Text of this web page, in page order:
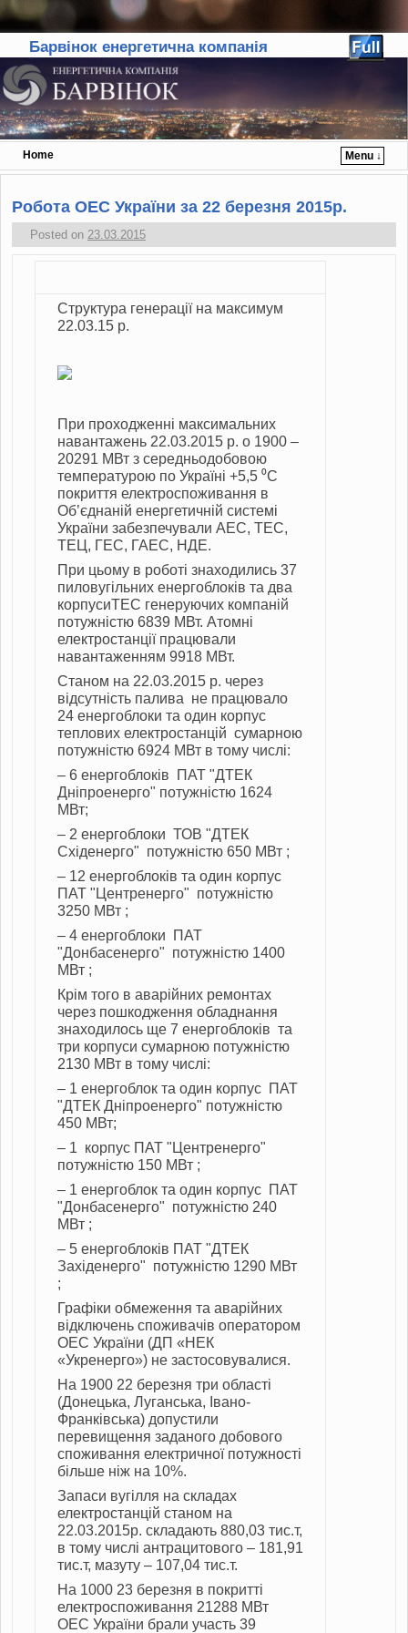
Барвінок енергетична компанія
Home
Menu ↓
Skip to primary content
Skip to secondary content
Робота ОЕС України за 22 березня 2015р.
Posted on 23.03.2015
Структура генерації на максимум
22.03.15 р.
При проходженні максимальних
навантажень 22.03.2015 р. о 1900 –
20291 МВт з середньодобовою
температурою по Україні +5,5 ⁰С
покриття електроспоживання в
Об’єднаній енергетичній системі
України забезпечували АЕС, ТЕС,
ТЕЦ, ГЕС, ГАЕС, НДЕ.
При цьому в роботі знаходились 37
пиловугільних енергоблоків та два
корпусиТЕС генеруючих компаній
потужністю 6839 МВт. Атомні
електростанції працювали
навантаженням 9918 МВт.
Cтаном на 22.03.2015 р. через
відсутність палива не працювало
24 енергоблоки та один корпус
теплових електростанцій сумарною
потужністю 6924 МВт в тому числі:
– 6 енергоблоків ПАТ "ДТЕК
Дніпроенерго" потужністю 1624
МВт;
– 2 енергоблоки ТОВ "ДТЕК
Східенерго" потужністю 650 МВт ;
– 12 енергоблоків та один корпус
ПАТ "Центренерго" потужністю
3250 МВт ;
– 4 енергоблоки ПАТ
"Донбасенерго" потужністю 1400
МВт ;
Крім того в аварійних ремонтах
через пошкодження обладнання
знаходилось ще 7 енергоблоків та
три корпуси сумарною потужністю
2130 МВт в тому числі:
– 1 енергоблок та один корпус ПАТ
"ДТЕК Дніпроенерго" потужністю
450 МВт;
– 1 корпус ПАТ "Центренерго"
потужністю 150 МВт ;
– 1 енергоблок та один корпус ПАТ
"Донбасенерго" потужністю 240
МВт ;
– 5 енергоблоків ПАТ "ДТЕК
Західенерго" потужністю 1290 МВт
;
Графіки обмеження та аварійних
відключень споживачів оператором
ОЕС України (ДП «НЕК
«Укренерго») не застосовувалися.
На 1900 22 березня три області
(Донецька, Луганська, Івано-
Франківська) допустили
перевищення заданого добового
споживання електричної потужності
більше ніж на 10%.
Запаси вугілля на складах
електростанцій станом на
22.03.2015р. складають 880,03 тис.т,
в тому числі антрацитового – 181,91
тис.т, мазуту – 107,04 тис.т.
На 1000 23 березня в покритті
електроспоживання 21288 МВт
ОЕС України брали участь 39